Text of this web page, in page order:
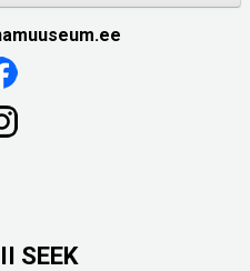
SEEK